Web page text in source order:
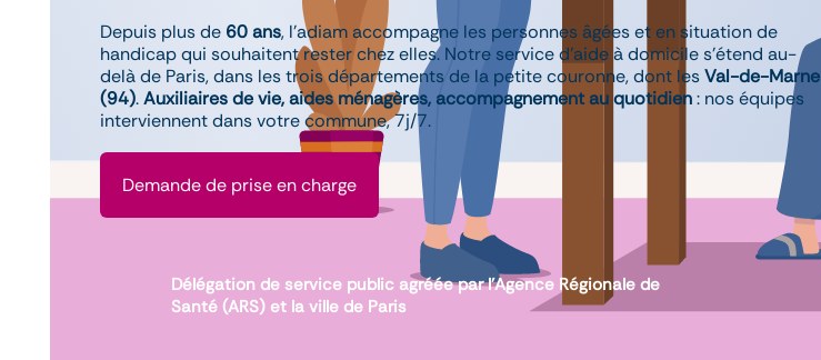
Depuis plus de 60 ans, l’adiam accompagne les personnes âgées et en situation de
handicap qui souhaitent rester chez elles. Notre service d’aide à domicile s’étend au-
delà de Paris, dans les trois départements de la petite couronne, dont lesVal-de-Marne
(94).Auxiliaires de vie, aides ménagères, accompagnement au quotidien: nos équipes
interviennent dans votre commune, 7j/7.
Demande de prise en charge
Délégation de service public agréée par l’Agence Régionale de
Santé (ARS) et la ville de Paris